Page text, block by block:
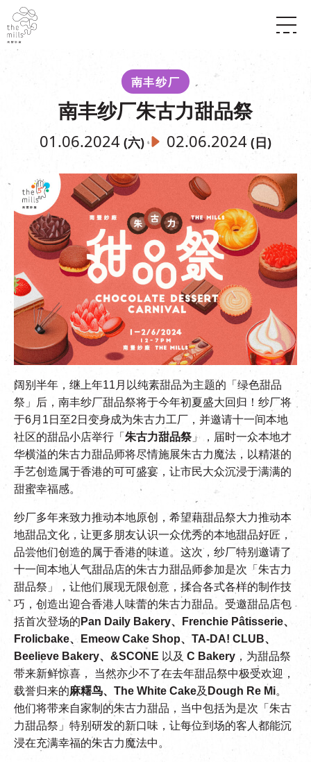
媒体中心
南丰店堂
餐饮
活动
展覽
走进南丰纱厂
体验
活化与保育
走进南丰纱厂
CHAT六厂
南丰作坊
其他體驗
到访我们
开放时间及位置
穿梭巴士服务
停车场
NF TOUCH
EN |繁
南丰纱厂
南丰纱厂朱古力甜品祭
01.06.2024 (六) 02.06.2024 (日)
阔别半年，继上年11月以纯素甜品为主题的「绿色甜品
祭」后，南丰纱厂甜品祭将于今年初夏盛大回归！纱厂将
于6月1日至2日变身成为朱古力工厂，并邀请十一间本地
社区的甜品小店举行「 朱古力甜品祭 」，届时一众本地才
华横溢的朱古力甜品师将尽情施展朱古力魔法，以精湛的
手艺创造属于香港的可可盛宴，让市民大众沉浸于满满的
甜蜜幸福感。
纱厂多年来致力推动本地原创，希望藉甜品祭大力推动本
地甜品文化，让更多朋友认识一众优秀的本地甜品好匠，
品尝他们创造的属于香港的味道。这次， 纱厂特别邀请了
十一间本地人气甜品店的朱古力甜品师参加是次「朱古力
甜品祭」，让他们展现无限创意，揉合各式各样的制作技
巧，创造出迎合香港人味蕾的朱古力甜品。受邀甜品店包
括首次登场的 Pan Daily Bakery、Frenchie Pâtisserie、
Frolicbake、Emeow Cake Shop、TA-DA! CLUB、
Beelieve Bakery、&SCONE 以及 C Bakery ，为甜品祭
带来新鲜惊喜， 当然亦少不了在去年甜品祭中极受欢迎，
载誉归来的麻糬鸟、The White Cake及 Dough Re Mi。
他们将带来自家制的朱古力甜品，当中包括为是次「朱古
力甜品祭」特别研发的新口味，让每位到场的客人都能沉
浸在充满幸福的朱古力魔法中。